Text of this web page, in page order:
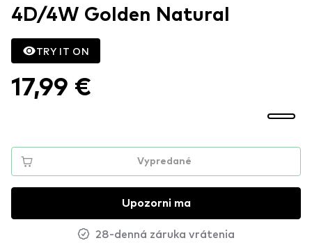
4D/4W Golden Natural
TRY IT ON
17,99 €
Vypredané
Upozorni ma
28-denná záruka vrátenia